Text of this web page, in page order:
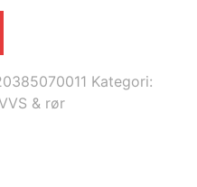
Kategori:
& rør